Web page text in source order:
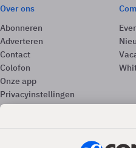
Over ons
Abonneren
Adverteren
Contact
Colofon
Onze app
Privacyinstellingen